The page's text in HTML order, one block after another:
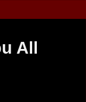
All